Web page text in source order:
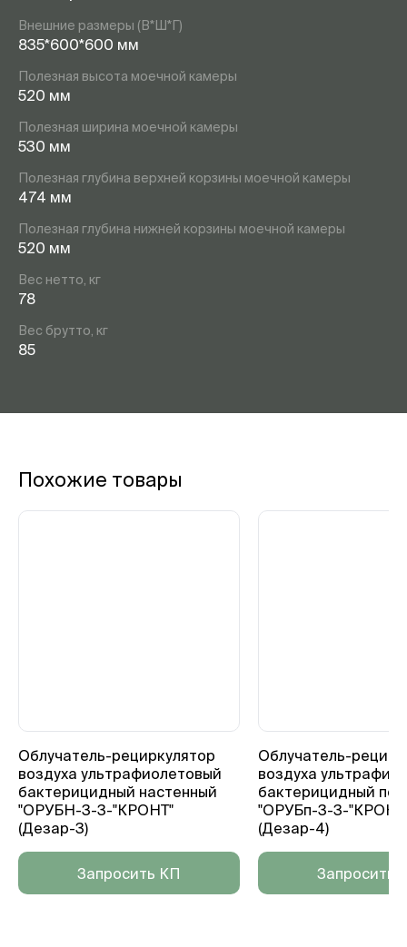
Внешние размеры (В*Ш*Г)
835*600*600 мм
Полезная высота моечной камеры
520 мм
Полезная ширина моечной камеры
530 мм
Полезная глубина верхней корзины моечной камеры
474 мм
Полезная глубина нижней корзины моечной камеры
520 мм
Вес нетто, кг
78
Вес брутто, кг
85
Похожие товары
Облучатель-рециркулятор
воздуха ультрафиолетовый
бактерицидный настенный
"ОРУБН-3-3-"КРОНТ"
(Дезар-3)
Запросить КП
Облучатель-
воздуха
бактерицидный
"ОРУБп-3-3-
(Дезар-4)
Запросить